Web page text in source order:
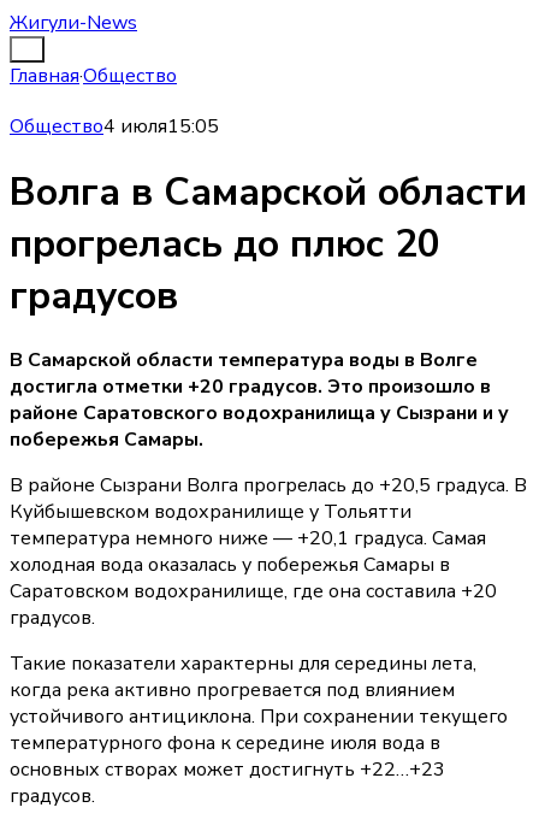
Жигули-News
Главная·Общество
Общество4 июля15:05
Волга в Самарской области
прогрелась до плюс 20
градусов
В Самарской области температура воды в Волге
достигла отметки +20 градусов. Это произошло в
районе Саратовского водохранилища у Сызрани и у
побережья Самары.
В районе Сызрани Волга прогрелась до +20,5 градуса. В
Куйбышевском водохранилище у Тольятти
температура немного ниже — +20,1 градуса. Самая
холодная вода оказалась у побережья Самары в
Саратовском водохранилище, где она составила +20
градусов.
Такие показатели характерны для середины лета,
когда река активно прогревается под влиянием
устойчивого антициклона. При сохранении текущего
температурного фона к середине июля вода в
основных створах может достигнуть +22…+23
градусов.